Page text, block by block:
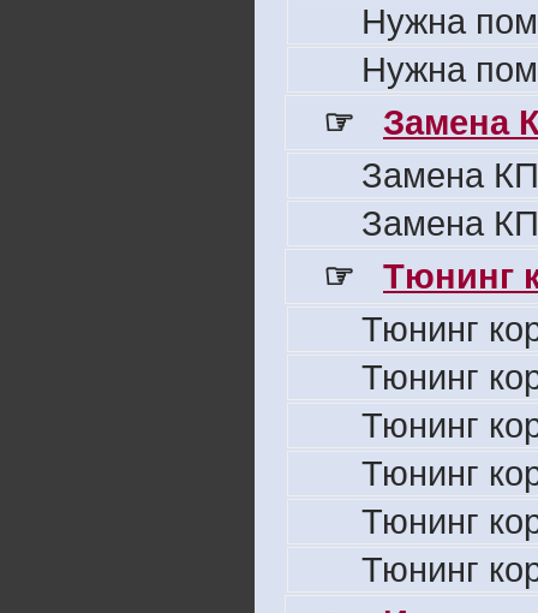
Нужна
Нужна
☞
Замена
Замена
Замена
☞
Тюнинг
Тюнинг
Тюнинг
Тюнинг
Тюнинг
Тюнинг
Тюнинг